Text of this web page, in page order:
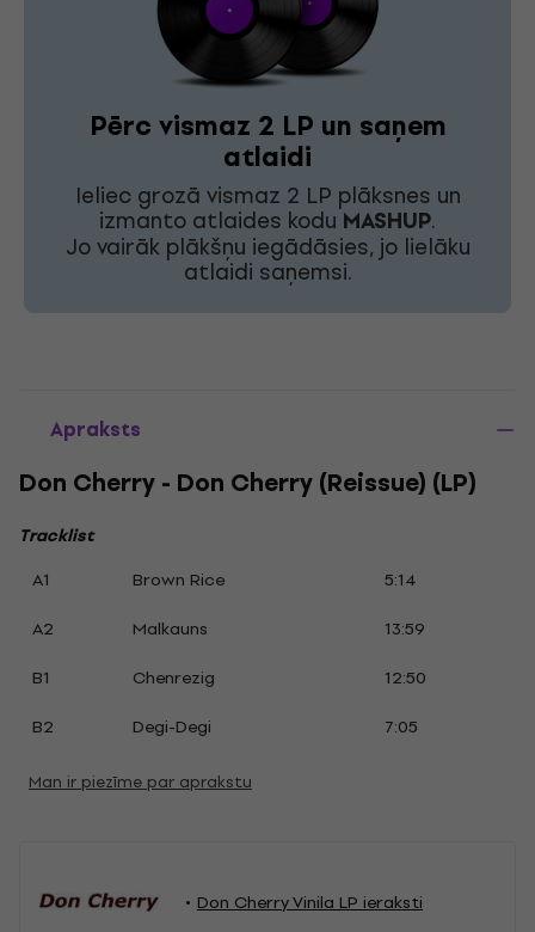
Pērc vismaz 2 LP un saņem
atlaidi
Ieliec grozā vismaz 2 LP plāksnes un
izmanto atlaides koduMASHUP.
Jo vairāk plākšņu iegādāsies, jo lielāku
atlaidi saņemsi.
Apraksts
Don Cherry - Don Cherry (Reissue) (LP)
Tracklist
A1
Brown Rice
5:14
A2
Malkauns
13:59
B1
Chenrezig
12:50
B2
Degi-Degi 7:05
Man ir piezīme par aprakstu
Don Cherry Vinila LP ieraksti